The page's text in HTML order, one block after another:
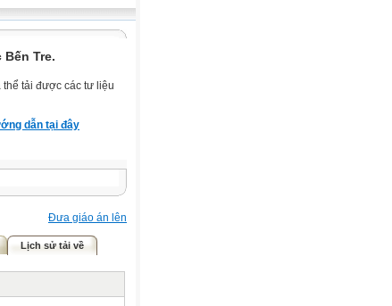
Tre.
tải được các tư liệu
dẫn tại đây
Đưa giáo án lên
Lịch sử tải về